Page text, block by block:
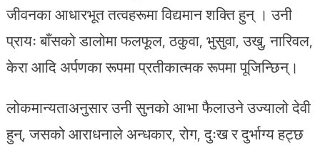
जीवनका आधारभूत तत्वहरूमा विद्यमान शक्ति हुन् । उनी
प्रायः बाँसको डालोमा फलफूल, ठकुवा, भुसुवा, उखु, नारिवल,
केरा आदि अर्पणका रूपमा प्रतीकात्मक रूपमा पूजिन्छिन्।
लोकमान्यताअनुसार उनी सुनको आभा फैलाउने उज्यालो देवी
हुन्, जसको आराधनाले अन्धकार, रोग, दुःख र दुर्भाग्य हट्छ